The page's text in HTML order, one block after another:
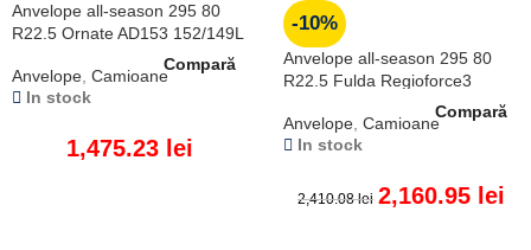
Anvelope all-season 295 80
R22.5 Ornate AD153 152/149L
Anvelope, Camioane
In stock
1,475.23 lei
Compară
-10%
Anvelope all-season 295 80
R22.5 Fulda Regioforce3
Anvelope, Camioane
In stock
2,410.08lei 2,160.95 lei
Compară